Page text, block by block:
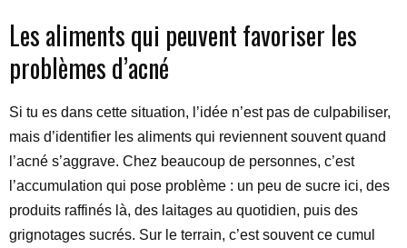
Les aliments qui peuvent favoriser les
problèmes d’acné
Si tu es dans cette situation, l’idée n’est pas de culpabiliser,
mais d’identifier les aliments qui reviennent souvent quand
l’acné s’aggrave. Chez beaucoup de personnes, c’est
l’accumulation qui pose problème : un peu de sucre ici, des
produits raffinés là, des laitages au quotidien, puis des
grignotages sucrés. Sur le terrain, c’est souvent ce cumul